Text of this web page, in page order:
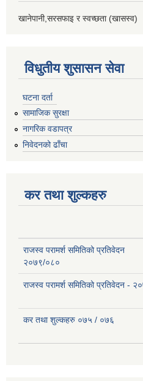
खानेपानी,सरसफाइ र स्वच्छता (खासस्व)
विधुतीय शुसासन सेवा
घटना दर्ता
सामाजिक सुरक्षा
नागरिक वडापत्र
निवेदनको ढाँचा
कर तथा शुल्कहरु
राजस्व परामर्श समितिको प्रतिवेदन
२०७९/०८०
राजस्व परामर्श समितिको प्रतिवेदन -
कर तथा शुल्कहरु ०७५ / ०७६